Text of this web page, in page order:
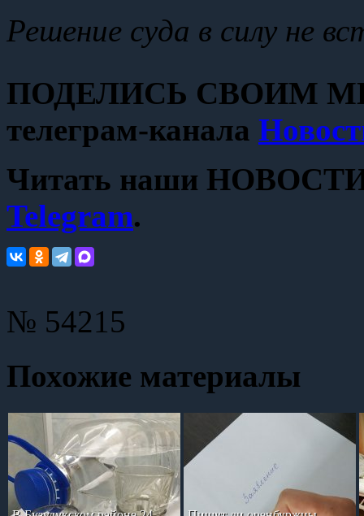
Решение суда в силу не
ПОДЕЛИСЬ СВОИМ
телеграм-канала
Читать наши НОВОСТИ
Telegram.
№ 54215
Похожие материалы